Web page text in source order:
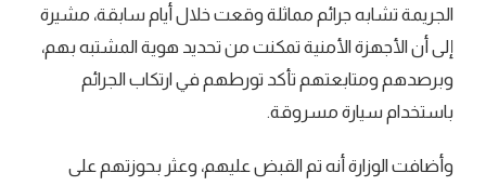
الجريمة تشابه جرائم مماثلة وقعت خلال أيام سابقة، مشيرة
إلى أن الأجهزة الأمنية تمكنت من تحديد هوية المشتبه بهم،
وبرصدهم ومتابعتهم تأكد تورطهم في ارتكاب الجرائم
باستخدام سيارة مسروقة.
وأضافت الوزارة أنه تم القبض عليهم، وعثر بحوزتهم على